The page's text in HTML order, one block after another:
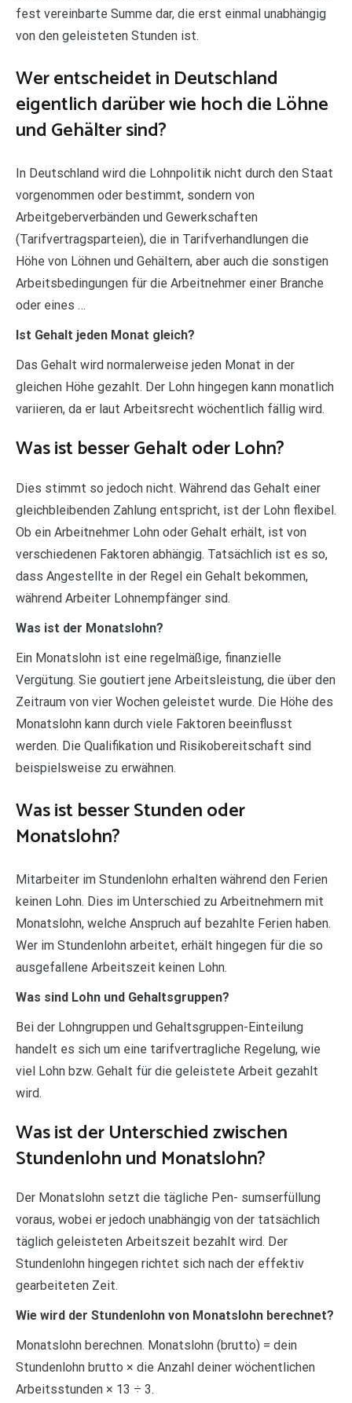
fest vereinbarte Summe dar, die erst einmal unabhängig
von den geleisteten Stunden ist.
Wer entscheidet in Deutschland
eigentlich darüber wie hoch die Löhne
und Gehälter sind?
In Deutschland wird die Lohnpolitik nicht durch den Staat
vorgenommen oder bestimmt, sondern von
Arbeitgeberverbänden und Gewerkschaften
(Tarifvertragsparteien), die in Tarifverhandlungen die
Höhe von Löhnen und Gehältern, aber auch die sonstigen
Arbeitsbedingungen für die Arbeitnehmer einer Branche
oder eines …
Ist Gehalt jeden Monat gleich?
Das Gehalt wird normalerweise jeden Monat in der
gleichen Höhe gezahlt. Der Lohn hingegen kann monatlich
variieren, da er laut Arbeitsrecht wöchentlich fällig wird.
Was ist besser Gehalt oder Lohn?
Dies stimmt so jedoch nicht. Während das Gehalt einer
gleichbleibenden Zahlung entspricht, ist der Lohn flexibel.
Ob ein Arbeitnehmer Lohn oder Gehalt erhält, ist von
verschiedenen Faktoren abhängig. Tatsächlich ist es so,
dass Angestellte in der Regel ein Gehalt bekommen,
während Arbeiter Lohnempfänger sind.
Was ist der Monatslohn?
Ein Monatslohn ist eine regelmäßige, finanzielle
Vergütung. Sie goutiert jene Arbeitsleistung, die über den
Zeitraum von vier Wochen geleistet wurde. Die Höhe des
Monatslohn kann durch viele Faktoren beeinflusst
werden. Die Qualifikation und Risikobereitschaft sind
beispielsweise zu erwähnen.
Was ist besser Stunden oder
Monatslohn?
Mitarbeiter im Stundenlohn erhalten während den Ferien
keinen Lohn. Dies im Unterschied zu Arbeitnehmern mit
Monatslohn, welche Anspruch auf bezahlte Ferien haben.
Wer im Stundenlohn arbeitet, erhält hingegen für die so
ausgefallene Arbeitszeit keinen Lohn.
Was sind Lohn und Gehaltsgruppen?
Bei der Lohngruppen und Gehaltsgruppen-Einteilung
handelt es sich um eine tarifvertragliche Regelung, wie
viel Lohn bzw. Gehalt für die geleistete Arbeit gezahlt
wird.
Was ist der Unterschied zwischen
Stundenlohn und Monatslohn?
Der Monatslohn setzt die tägliche Pen- sumserfüllung
voraus, wobei er jedoch unabhängig von der tatsächlich
täglich geleisteten Arbeitszeit bezahlt wird. Der
Stundenlohn hingegen richtet sich nach der effektiv
gearbeiteten Zeit.
Wie wird der Stundenlohn von Monatslohn berechnet?
Monatslohn berechnen. Monatslohn (brutto) = dein
Stundenlohn brutto × die Anzahl deiner wöchentlichen
Arbeitsstunden × 13 ÷ 3.